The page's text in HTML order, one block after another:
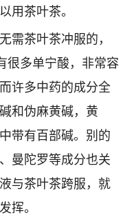
用茶叶茶。
茶叶茶冲服的，
很多单宁酸，非常容
许多中药的成分全
和伪麻黄碱，黄
带有百部碱。别的
曼陀罗等成分也关
与茶叶茶跨服，就
挥。